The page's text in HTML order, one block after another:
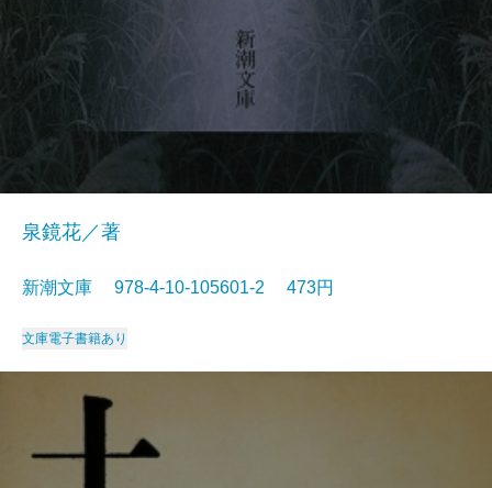
泉鏡花／著
新潮文庫 978-4-10-105601-2 473円
文庫電子書籍あり